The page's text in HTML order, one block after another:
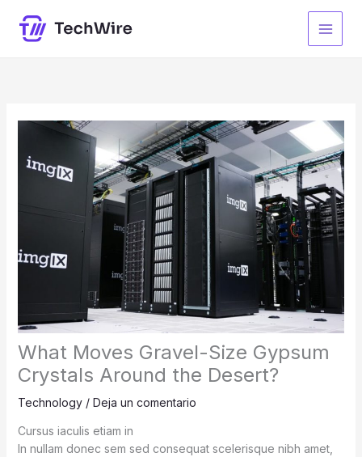
contenido
What Moves Gravel-Size Gypsum
Crystals Around the Desert?
Technology/ Deja un comentario
Cursus iaculis etiam in
In nullam donec sem sed consequat scelerisque nibh amet,